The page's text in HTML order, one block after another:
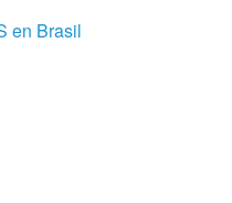
en Brasil